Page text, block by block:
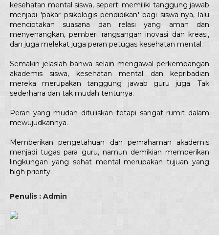
kesehatan mental siswa, seperti memiliki tanggung jawab
menjadi 'pakar psikologis pendidikan' bagi siswa-nya, lalu
menciptakan suasana dan relasi yang aman dan
menyenangkan, pemberi rangsangan inovasi dan kreasi,
dan juga melekat juga peran petugas kesehatan mental.
Semakin jelaslah bahwa selain mengawal perkembangan
akademis siswa, kesehatan mental dan kepribadian
mereka merupakan tanggung jawab guru juga. Tak
sederhana dan tak mudah tentunya.
Peran yang mudah dituliskan tetapi sangat rumit dalam
mewujudkannya.
Memberikan pengetahuan dan pemahaman akademis
menjadi tugas para guru, namun demikian memberikan
lingkungan yang sehat mental merupakan tujuan yang
high priority.
Penulis : Admin